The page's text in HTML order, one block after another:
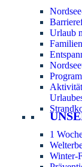
Urlaub
1
Winter-